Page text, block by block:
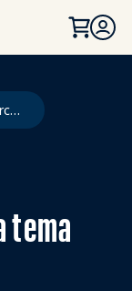
Alloggi Nei Parchi a Tema Europei
tema